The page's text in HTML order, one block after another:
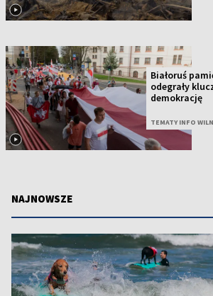
Białoruś
odegrały
demokrację
TEMATY INFO
NAJNOWSZE